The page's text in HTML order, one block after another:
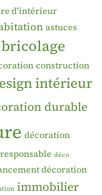
d'intérieur
astuces
bricolage
construction
intérieur
durable
décoration
déco
décoration
immobilier